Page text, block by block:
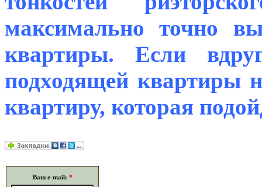
максимально точно
квартиры. Если
подходящей квартиры
квартиру, которая
Ваш e-mail: *